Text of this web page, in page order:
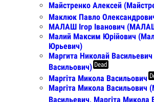
Майстренко Алексей
Маклюк Павло
МАЛАШ Ігор Іванович
Малий Максим Юрiйович
Юрьевич)
Маргита Николай
Васильович) Dead
Маргіта Микола Васильович
Маргіта Микола Васильович
Васильевич, Маргіта Микола